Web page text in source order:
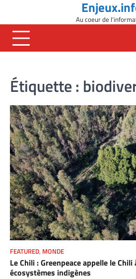
content
Au coeur de
Étiquette :
FEATURED, MONDE
Le Chili : Greenpeace appelle le
écosystèmes indigènes